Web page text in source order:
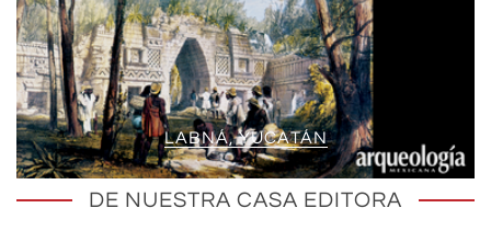
LABNÁ, YUCATÁN
DE NUESTRA CASA EDITORA